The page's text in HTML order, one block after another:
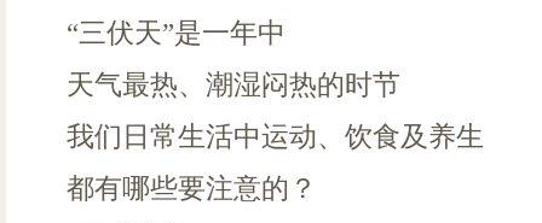
“三伏天”是一年中
天气最热、潮湿闷热的时节
我们日常生活中运动、饮食及养生
都有哪些要注意的？